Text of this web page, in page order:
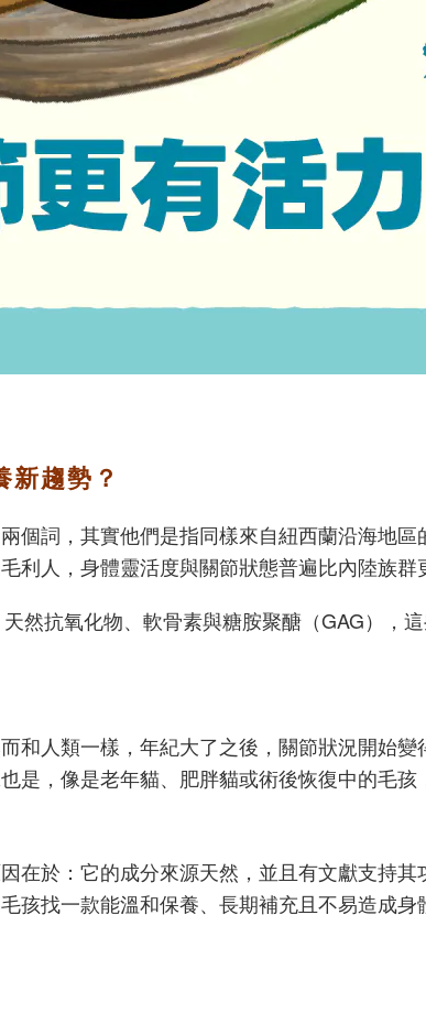
趨勢？
個詞，其實他們是指同樣來自紐西蘭沿海地
人，身體靈活度與關節狀態普遍比內陸族群
然抗氧化物、軟骨素與糖胺聚醣（GAG），
和人類一樣，年紀大了之後，關節狀況開始
，像是老年貓、肥胖貓或術後恢復中的毛孩
在於：它的成分來源天然，並且有文獻支持
孩找一款能溫和保養、長期補充且不易造成